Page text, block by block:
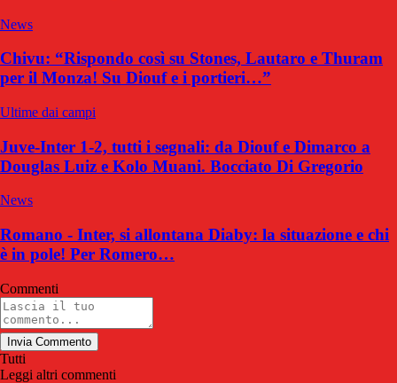
News
Chivu: “Rispondo così su Stones, Lautaro e Thuram
per il Monza! Su Diouf e i portieri…”
Ultime dai campi
Juve-Inter 1-2, tutti i segnali: da Diouf e Dimarco a
Douglas Luiz e Kolo Muani. Bocciato Di Gregorio
News
Romano - Inter, si allontana Diaby: la situazione e chi
è in pole! Per Romero…
Commenti
Invia Commento
Tutti
Leggi altri commenti